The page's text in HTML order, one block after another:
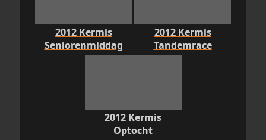
2012 Kermis
Seniorenmiddag
2012 Kermis
Tandemrace
2012 Kermis
Optocht